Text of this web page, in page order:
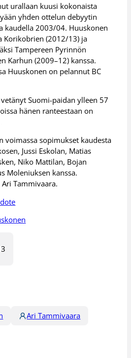
urallaan kuusi kokonaista
yhden ottelun debyytin
kaudella 2003/04. Huuskonen
Korikobrien (2012/13) ja
Tampereen Pyrinnön
Karhun (2009–12) kanssa.
Huuskonen on pelannut BC
Suomi-paidan ylleen 57
hänen ranteestaan on
voimassa sopimukset kaudesta
Jussi Eskolan, Matias
Niko Mattilan, Bojan
Moleniuksen kanssa.
Tammivaara.
Ari Tammivaara